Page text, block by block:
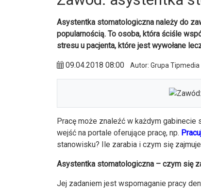
Asystentka stomatologiczna należy do
popularnością. To osoba, która ściśle
stresu u pacjenta, które jest wywołane
09.04.2018 08:00 Autor: Grupa Tipmedia
Pracę może znaleźć w każdym
wejść na portale oferujące pracę, np.
stanowisku? Ile zarabia i czym się
Asystentka stomatologiczna – czym się
Jej zadaniem jest wspomaganie pracy